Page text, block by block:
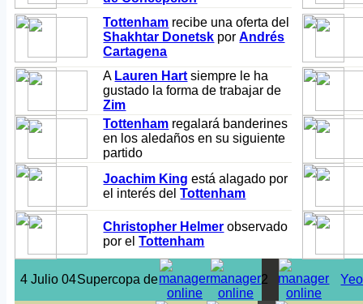
Tottenham recibe una oferta del
Shakhtar Donetsk porAndrés
Cartagena
A Lauren Hart siempre le ha
gustado la forma de trabajar de
Zim
Tottenham regalará banderines
en los aledaños en su siguiente
partido
Joachim King está alagado por
el interés delTottenham
Christopher Helmer observado
por elTottenham
4 Julio 04Supercopa de 2